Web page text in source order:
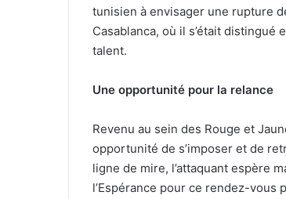
tunisien à envisager une rupture
Casablanca, où il s’était distingué
talent.
Une opportunité pour la relance
Revenu au sein des Rouge et
opportunité de s’imposer et de
ligne de mire, l’attaquant espère
l’Espérance pour ce rendez-vous